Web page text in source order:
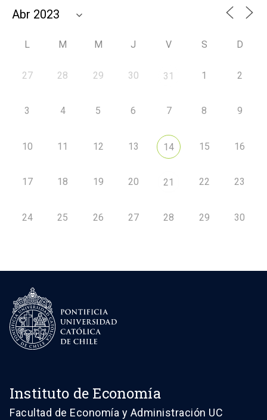
L M M J V S D
27 28 29 30 31 1 2
3 4 5 6 7 8 9
10 11 12 13 14 15 16
17 18 19 20 21 22 23
24 25 26 27 28 29 30
Instituto de Economía
Facultad de Economía y Administración UC